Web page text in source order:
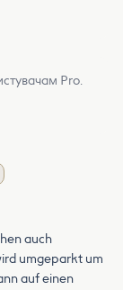
Pro.
auch
umgeparkt um
auf einen